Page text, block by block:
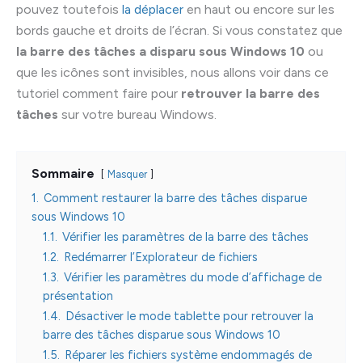
pouvez toutefois la déplacer en haut ou encore sur les
bords gauche et droits de l’écran. Si vous constatez que
la barre des tâches a disparu sous Windows 10 ou
que les icônes sont invisibles, nous allons voir dans ce
tutoriel comment faire pour retrouver la barre des
tâches sur votre bureau Windows.
Sommaire Masquer
1. Comment restaurer la barre des tâches disparue
sous Windows 10
1.1. Vérifier les paramètres de la barre des tâches
1.2. Redémarrer l’Explorateur de fichiers
1.3. Vérifier les paramètres du mode d’affichage de
présentation
1.4. Désactiver le mode tablette pour retrouver la
barre des tâches disparue sous Windows 10
1.5. Réparer les fichiers système endommagés de